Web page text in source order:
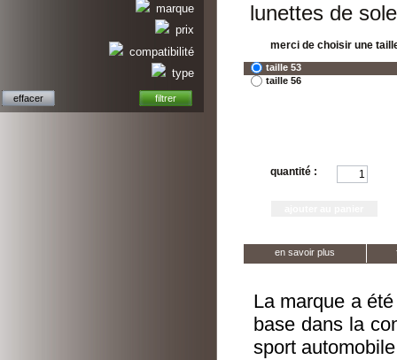
marque
prix
compatibilité
type
lunettes de
merci de choisir une
taille 53
taille 56
quantité :
en savoir plus
La marque a
base dans la
sport